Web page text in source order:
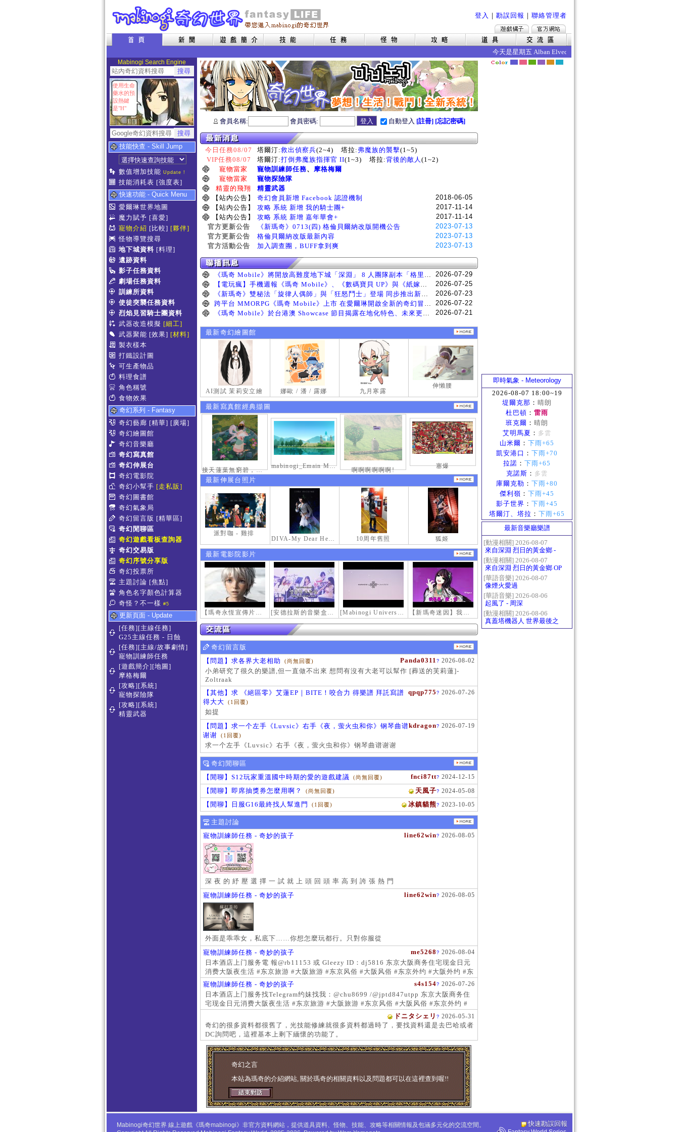
登入 ｜ 勘誤回報 ｜ 聯絡管理者
今天是星期五 Alban Elved 愛爾琳秋收 今日的效果如下 ‧死
Mabinogi Search Engine
使用生命
藥水的預
設熱鍵
是"H"
技能快查 - Skill Jump
數值增加技能 Update !
技能消耗表 [強度表]
快速功能 - Quick Menu
愛爾琳世界地圖
魔力賦予 [喜愛]
寵物介紹 [比較] [夥伴]
怪物導覽搜尋
地下城資料 [料理]
遺跡資料
影子任務資料
劇場任務資料
訓練所資料
使徒突襲任務資料
烈焰見習騎士團資料
武器改造模擬 [細工]
武器聚能 [效果] [材料]
製衣樣本
打鐵設計圖
可生產物品
料理食譜
角色稱號
食物效果
奇幻系列 - Fantasy
奇幻藝廊 [精華] [廣場]
奇幻繪圖館
奇幻音樂廳
奇幻寫真館
奇幻伸展台
奇幻電影院
奇幻小幫手 [走私販]
奇幻圖書館
奇幻氣象局
奇幻留言版 [精華區]
奇幻閒聊區
奇幻遊戲看板查詢器
奇幻交易版
奇幻序號分享版
奇幻投票所
主題討論 [焦點]
角色名字顏色計算器
奇怪？不一樣 #5
更新頁面 - Update
[任務][主線任務]
G25主線任務 - 日蝕
[任務][主線/故事劇情]
寵物訓練師任務
[遊戲簡介][地圖]
摩格梅爾
[攻略][系統]
寵物探險隊
[攻略][系統]
精靈武器
會員名稱: 會員密碼: 自動登入 [註冊] [忘記密碼]
今日任務08/07 塔爾汀:救出偵察兵(2~4) 塔拉: 弗魔族的襲擊(1~5)
VIP任務08/07
塔爾汀:打倒弗魔族指揮官 II(1~3) 塔拉:背後的敵人 (1~2)
寵物當家
寵物訓練師任務、 摩格梅爾
寵物當家
寵物探險隊
精靈的飛翔
精靈武器
【站內公告】
奇幻會員新增 Facebook 認證機制
2018-06-05
【站內公告】
攻略 系統 新增 我的騎士團+
2017-11-14
【站內公告】
攻略 系統 新增 嘉年華會+
2017-11-14
官方更新公告
《新瑪奇》0713(四) 格倫貝爾納改版開機公告
2023-07-13
官方更新公告
格倫貝爾納改版最新內容
2023-07-13
官方活動公告
加入調查團，BUFF拿到爽 2023-07-13
《瑪奇 Mobile》將開放高難度地下城「深淵」 8 人團隊副本「格里斯貝恩」將於 8 月 5 日登場
2026-07-29
【電玩瘋】手機週報《瑪奇 Mobile》、《數碼寶貝 UP》與《紙嫁衣 9 羅浮夢》等遊戲
2026-07-25
《新瑪奇》雙秘法「旋律人偶師」與「狂怒鬥士」登場 同步推出新系統「神秘工坊」
2026-07-23
跨平台 MMORPG《瑪奇 Mobile》上市 在愛爾琳開啟全新的奇幻冒險生活
2026-07-22
《瑪奇 Mobile》於台港澳 Showcase 節目揭露在地化特色、未來更新計畫等內容 首次公開台灣動畫
2026-07-21
最新奇幻繪圖館
AI測試 茉莉安立繪 娜歐 / 潘 / 露娜 九月寒露
伸懶腰
最新寫真館經典擷圖
接天蓮葉無窮碧，映日荷花別樣紅。
mabinogi_Emain Macha_0900-1200_1
啊啊啊啊啊啊!
塞爆
最新伸展台照片
派對咖 - 雞排
DIVA-My Dear Heroine- 10周年舊照 狐姬
最新電影院影片
【瑪奇永恆宣傳片】最初的感動 [安德拉斯的音樂盒｜靈魂的音樂盒] Mabinogi OST - Music Box of the Soul | Crossover COVER [Mabinogi Universe] 謝謝你來到這個世界... 【新瑪奇迷因】我更喜歡你
奇幻留言版
Panda0311 ? 2026-08-02
【問題】求各界大老相助 (尚無回覆)
小弟研究了很久的樂譜,但一直做不出來 想問有沒有大老可以幫作 [葬送的芙莉蓮]-
Zoltraak
qpqp775 ? 2026-07-26
【其他】求 《絕區零》艾蓮EP｜BITE！咬合力 得樂譜 拜託寫譜
得大大
(1回覆)
如提
kdragon? 2026-07-19
【問題】求一个左手《Luvsic》右手《夜，萤火虫和你》钢琴曲谱
谢谢
(1回覆)
求一个左手《Luvsic》右手《夜，萤火虫和你》钢琴曲谱谢谢
奇幻閒聊區
fnci87tt? 2024-12-15
【閒聊】S12玩家重溫國中時期的愛的遊戲建議 (尚無回覆)
天風子? 2024-05-08
【閒聊】即席抽獎券怎麼用啊？ (尚無回覆)
冰鎮貓熊? 2023-10-05
【閒聊】日服G16最終找人幫進門 (1回覆)
主題討論
line62win? 2026-08-05
寵物訓練師任務 - 奇妙的孩子
深 夜 的 紓 壓 選 擇 一 試 就 上 頭 回 頭 率 高 到 誇 張 熱 門
line62win? 2026-08-05
寵物訓練師任務 - 奇妙的孩子
外面是乖乖女，私底下……你想怎麼玩都行。只對你服從
me5268 ? 2026-08-04
寵物訓練師任務 - 奇妙的孩子
日本酒店上门服务電 報@rb11153 或 Gleezy ID：dj5816 东京大阪商务住宅现金日元
消费大阪夜生活 #东京旅游 #大阪旅游 #东京风俗 #大阪风俗 #东京外约 #大阪外约 #东
京上门服务 #大阪上门服务新宿风俗 #梅田风俗 #歌舞伎町 #日本女孩 #大阪女孩 #日
本萝莉 #大阪萝莉 #日本学生妹
s4s154? 2026-07-26
寵物訓練師任務 - 奇妙的孩子
日本酒店上门服务找Telegram约妹找我：@chu8699 /@jptd847utpp 东京大阪商务住
宅现金日元消费大阪夜生活 #东京旅游 #大阪旅游 #东京风俗 #大阪风俗 #东京外约 #
大阪外约 #东京上门服务 #大阪上门服务新宿风俗 #梅田风俗 #歌舞伎町 #心斋桥风俗
#日本女孩 #大阪女孩 #日本萝莉 #大阪萝莉 #日本学生妹
ドニタシェリ ? 2026-05-31
奇幻的很多資料都很舊了，光技能修練就很多資料都過時了，要找資料還是去巴哈或者
DC詢問吧，這裡基本上剩下緬懷的功能了。
奇幻之言
本站為瑪奇的介紹網站, 關於瑪奇的相關資料以及問題都可以在這裡查到喔!!
即時氣象 - Meteorology
2026-08-07 18:00~19
堤爾克那 ： 晴朗
杜巴頓 ： 雷雨
班克爾 ： 晴朗
艾明馬夏 ： 多雲
山米爾 ： 下雨+65
凱安港口 ： 下雨+70
拉諾 ： 下雨+65
克諾斯 ： 多雲
庫爾克勒 ： 下雨+80
傑利嶺 ： 下雨+45
影子世界 ： 下雨+45
塔爾汀、塔拉 ： 下雨+65
最新音樂廳樂譜
[動漫相關] 2026-08-07
來自深淵 烈日的黃金鄉 -
Gravity
[動漫相關] 2026-08-07
來自深淵 烈日的黃金鄉 OP
- かたち(Katachi)
[華語音樂] 2026-08-07
像煙火愛過
[華語音樂] 2026-08-06
起風了 - 周深
[動漫相關] 2026-08-06
真蓋塔機器人 世界最後之
日OP2 HEATS
Mabinogi奇幻世界 線上遊戲《瑪奇mabinogi》非官方資料網站，提供道具資料、怪物、技能、攻略等相關情報及包涵多元化的交流空間。
快速勘誤回報